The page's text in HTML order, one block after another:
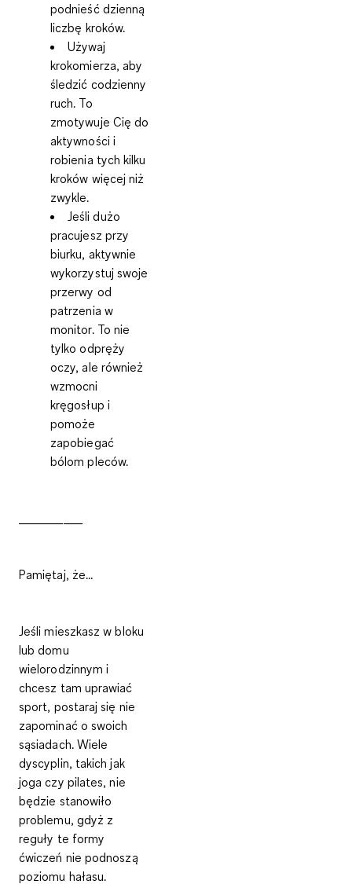
podnieść dzienną
liczbę kroków.
Używaj
krokomierza, aby
śledzić codzienny
ruch. To
zmotywuje Cię do
aktywności i
robienia tych kilku
kroków więcej niż
zwykle.
Jeśli dużo
pracujesz przy
biurku, aktywnie
wykorzystuj swoje
przerwy od
patrzenia w
monitor. To nie
tylko odpręży
oczy, ale również
wzmocni
kręgosłup i
pomoże
zapobiegać
bólom pleców.
Pamiętaj, że...
Jeśli mieszkasz w bloku
lub domu
wielorodzinnym i
chcesz tam uprawiać
sport, postaraj się nie
zapominać o swoich
sąsiadach. Wiele
dyscyplin, takich jak
joga czy pilates, nie
będzie stanowiło
problemu, gdyż z
reguły te formy
ćwiczeń nie podnoszą
poziomu hałasu.